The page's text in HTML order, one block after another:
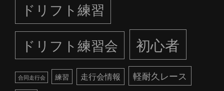
ドリフト練習
ドリフト練習会
初心者
合同走行会 練習 走行会情報 軽耐久レース